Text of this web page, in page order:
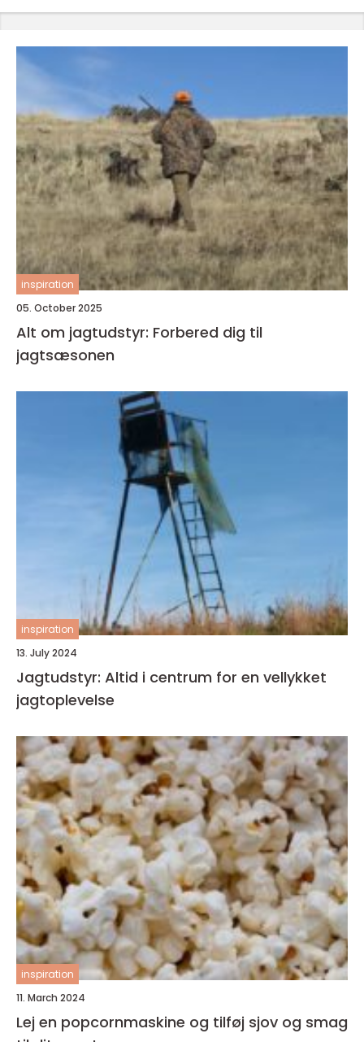
inspiration
05. October 2025
Alt om jagtudstyr: Forbered dig til
jagtsæsonen
inspiration
13. July 2024
Jagtudstyr: Altid i centrum for en vellykket
jagtoplevelse
inspiration
11. March 2024
Lej en popcornmaskine og tilføj sjov og smag